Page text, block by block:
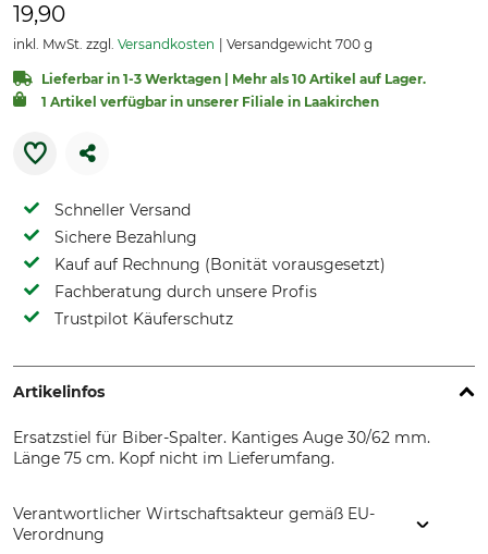
19,90
inkl. MwSt. zzgl. Versandkosten Versandgewicht 700 g
Lieferbar in 1-3 Werktagen | Mehr als 10 Artikel auf Lager.
1 Artikel verfügbar in unserer Filiale in Laakirchen
Schneller Versand
Sichere Bezahlung
Kauf auf Rechnung (Bonität vorausgesetzt)
Fachberatung durch unsere Profis
Trustpilot Käuferschutz
Artikelinfos
Ersatzstiel für Biber-Spalter. Kantiges Auge 30/62 mm.
Länge 75 cm. Kopf nicht im Lieferumfang.
Verantwortlicher Wirtschaftsakteur gemäß EU-
Verordnung